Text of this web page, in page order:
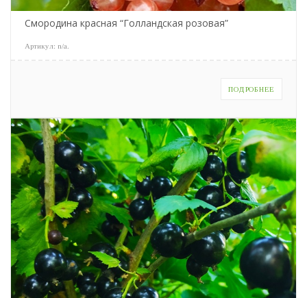
Смородина красная “Голландская розовая”
Артикул: n/a
ПОДРОБНЕЕ